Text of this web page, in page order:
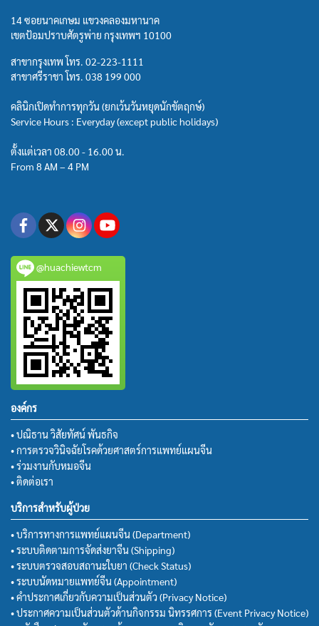
14 ซอยนาคเกษม แขวงคลองมหานาค
เขตป้อมปราบศัตรูพ่าย กรุงเทพฯ 10100
สาขากรุงเทพ โทร. 02-223-1111
สาขาศรีราชา โทร. 038 199 000
คลินิกเปิดทำการทุกวัน (ยกเว้นวันหยุดนักขัตฤกษ์)
Service Hours : Everyday (except public holidays)
ตั้งแต่เวลา 08.00 - 16.00 น.
From 8 AM – 4 PM
@huachiewtcm
องค์กร
• ปณิธาน วิสัยทัศน์ พันธกิจ
• การตรวจวินิจฉัยโรคด้วยศาสตร์การแพทย์แผนจีน
• ร่วมงานกับหมอจีน
• ติดต่อเรา
บริการสำหรับผู้ป่วย
• บริการทางการแพทย์แผนจีน (Department)
• ระบบติดตามการจัดส่งยาจีน (Shipping)
• ระบบตรวจสอบสถานะใบยา (Check Status)
• ระบบนัดหมายแพทย์จีน (Appointment)
• คำประกาศเกี่ยวกับความเป็นส่วนตัว (Privacy Notice)
• ประกาศความเป็นส่วนตัวด้านกิจกรรม นิทรรศการ (Event Privacy Notice)